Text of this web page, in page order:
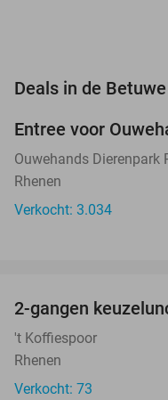
Deals in de Betuwe
Entree voor
Ouwehands Dierenpark
Rhenen
Verkocht: 3.034
NEW
TODAY
2-gangen
't Koffiespoor
Rhenen
Verkocht: 73